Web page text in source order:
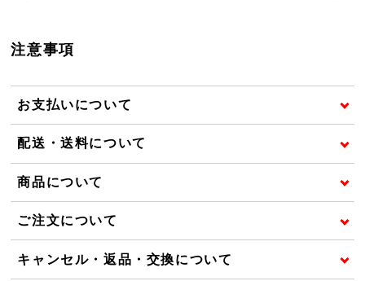
注意事項
お支払いについて
配送・送料について
商品について
ご注文について
キャンセル・返品・交換について